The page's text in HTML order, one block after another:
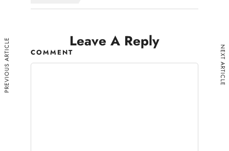
Leave A Reply
COMMENT
PREVIOUS ARTICLE NEXT ARTICLE